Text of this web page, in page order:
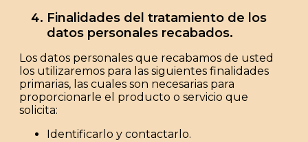
Finalidades del tratamiento de los
datos personales recabados.
Los datos personales que recabamos de usted
los utilizaremos para las siguientes finalidades
primarias, las cuales son necesarias para
proporcionarle el producto o servicio que
solicita:
Identificarlo y contactarlo.